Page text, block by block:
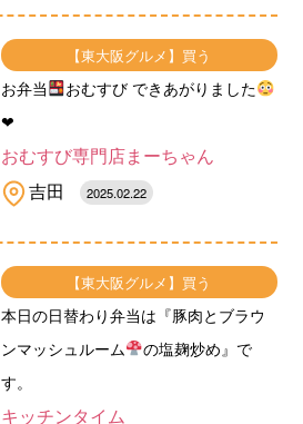
【東大阪グルメ】買う
お弁当
おむすび できあがりました
❤︎
おむすび専門店まーちゃん
吉田
2025.02.22
【東大阪グルメ】買う
本日の日替わり弁当は『豚肉とブラウ
ンマッシュルーム
の塩麹炒め』で
す。
キッチンタイム